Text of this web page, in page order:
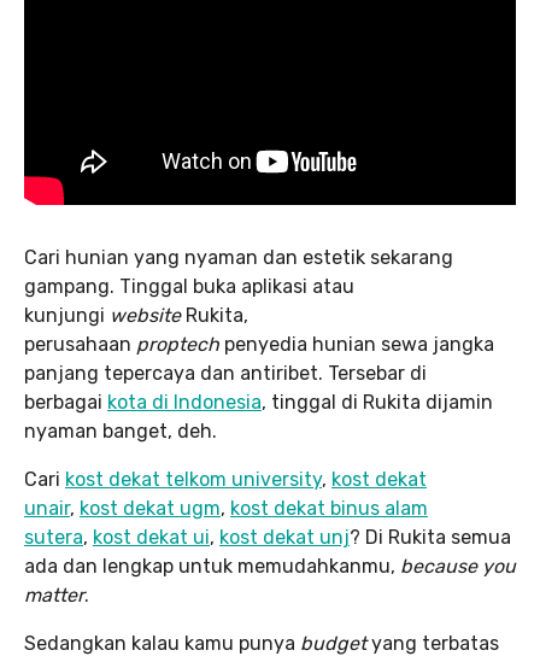
Cari hunian yang nyaman dan estetik sekarang
gampang. Tinggal buka aplikasi atau
kunjungi websiteRukita,
perusahaan proptech penyedia hunian sewa jangka
panjang tepercaya dan antiribet. Tersebar di
berbagai kota di Indonesia, tinggal di Rukita dijamin
nyaman banget, deh.
Cari kost dekat telkom university, kost dekat
unair, kost dekat ugm, kost dekat binus alam
sutera, kost dekat ui, kost dekat unj? Di Rukita semua
ada dan lengkap untuk memudahkanmu, because you
matter.
Sedangkan kalau kamu punya budgetyang terbatas